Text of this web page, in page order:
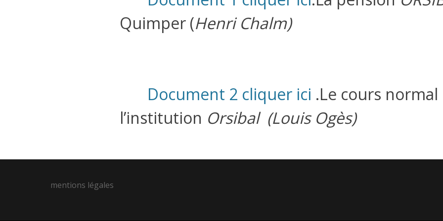
Quimper (Henri Chalm)
Document 2 cliquer ici .Le cours normal
l’institution Orsibal (Louis Ogès)
mentions légales